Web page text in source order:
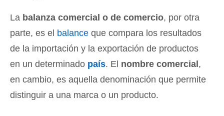
La balanza comercial o de comercio, por otra
parte, es el balance que compara los resultados
de la importación y la exportación de productos
en un determinado país. El nombre comercial,
en cambio, es aquella denominación que permite
distinguir a una marca o un producto.